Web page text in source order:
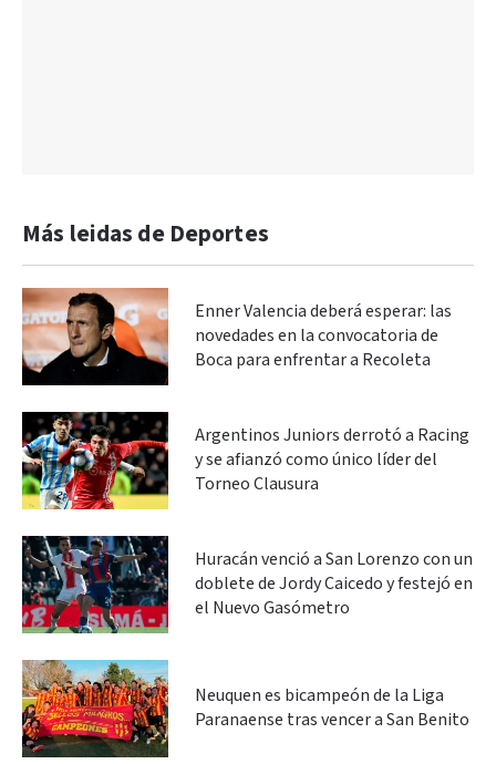
Más leidas de Deportes
Enner Valencia deberá esperar: las
novedades en la convocatoria de
Boca para enfrentar a Recoleta
Argentinos Juniors derrotó a Racing
y se afianzó como único líder del
Torneo Clausura
Huracán venció a San Lorenzo con un
doblete de Jordy Caicedo y festejó en
el Nuevo Gasómetro
Neuquen es bicampeón de la Liga
Paranaense tras vencer a San Benito